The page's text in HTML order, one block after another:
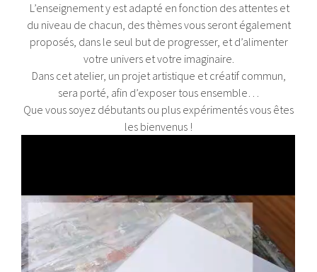
L’enseignement y est adapté en fonction des attentes et
du niveau de chacun, des thèmes vous seront également
proposés, dans le seul but de progresser, et d’alimenter
votre univers et votre imaginaire.
Dans cet atelier, un projet artistique et créatif commun,
sera porté, afin d’exposer tous ensemble…
Que vous soyez débutants ou plus expérimentés vous êtes
les bienvenus !